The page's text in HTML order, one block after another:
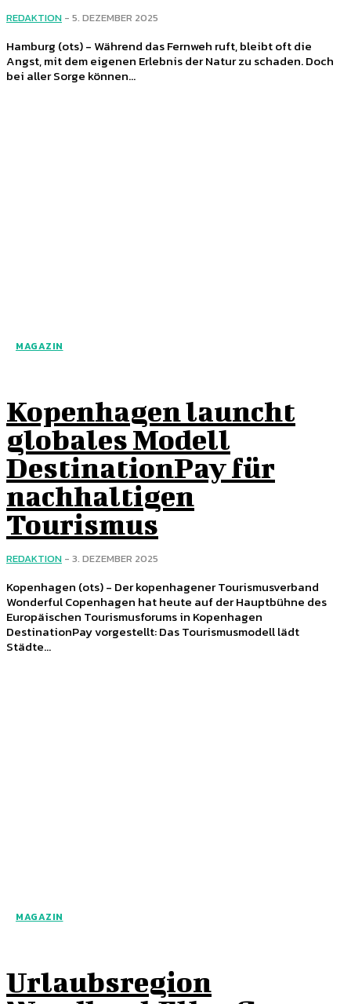
REDAKTION - 5. DEZEMBER 2025
Hamburg (ots) - Während das Fernweh ruft, bleibt oft die
Angst, mit dem eigenen Erlebnis der Natur zu schaden. Doch
bei aller Sorge können...
MAGAZIN
Kopenhagen launcht
globales Modell
DestinationPay für
nachhaltigen
Tourismus
REDAKTION - 3. DEZEMBER 2025
Kopenhagen (ots) - Der kopenhagener Tourismusverband
Wonderful Copenhagen hat heute auf der Hauptbühne des
Europäischen Tourismusforums in Kopenhagen
DestinationPay vorgestellt: Das Tourismusmodell lädt
Städte...
MAGAZIN
Urlaubsregion